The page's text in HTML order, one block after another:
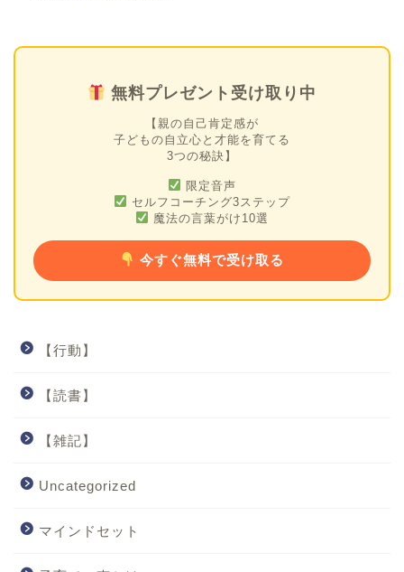
無料プレゼント受け取り中
【親の自己肯定感が
子どもの自立心と才能を育てる
3つの秘訣】
限定音声
セルフコーチング3ステップ
魔法の言葉がけ10選
今すぐ無料で受け取る
【行動】
【読書】
【雑記】
Uncategorized
マインドセット